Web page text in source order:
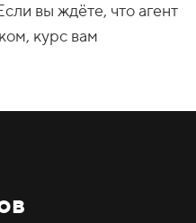
вы ждёте, что агент
курс вам